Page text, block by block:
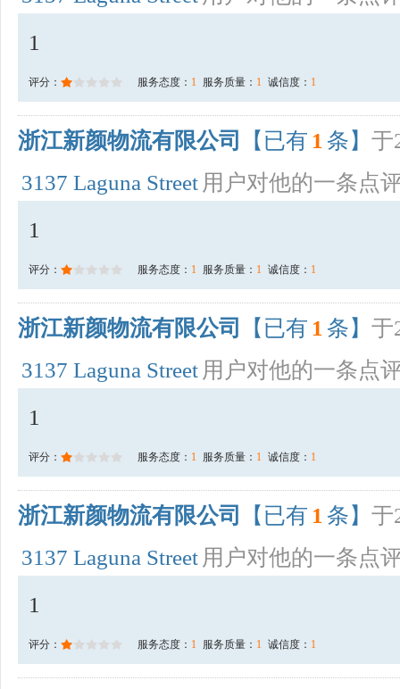
1
评分： 服务态度： 1 服务质量： 1 诚信度： 1
浙江新颜物流有限公司 【已有 1 条】 于
3137 Laguna Street 用户对他的一条点
1
评分： 服务态度： 1 服务质量： 1 诚信度： 1
浙江新颜物流有限公司 【已有 1 条】 于
3137 Laguna Street 用户对他的一条点
1
评分： 服务态度： 1 服务质量： 1 诚信度： 1
浙江新颜物流有限公司 【已有 1 条】 于
3137 Laguna Street 用户对他的一条点
1
评分： 服务态度： 1 服务质量： 1 诚信度： 1